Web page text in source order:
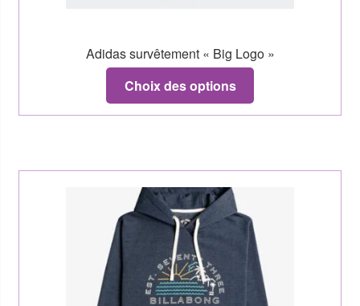
Adidas survêtement « Big Logo »
Choix des options